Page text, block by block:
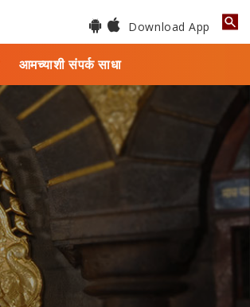
Download App
आमच्याशी संपर्क साधा